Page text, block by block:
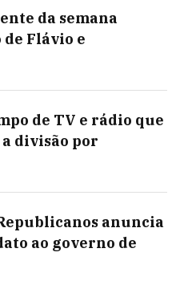
da semana
Flávio e
de TV e rádio que
divisão por
anuncia
ao governo de